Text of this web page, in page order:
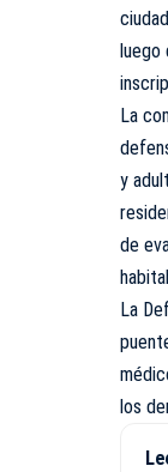
luego
La
y
de
La
los